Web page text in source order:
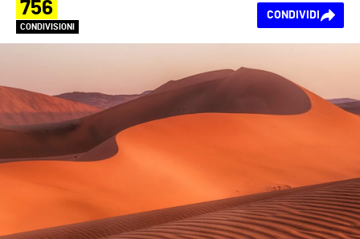
756
CONDIVISIONI
CONDIVIDI